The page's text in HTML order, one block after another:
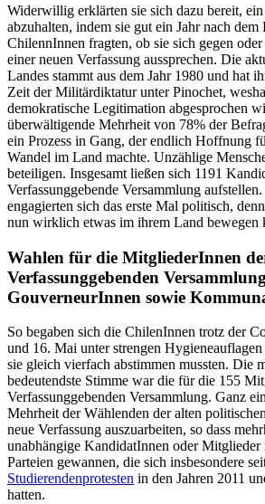
Widerwillig erklärten sie sich dazu bereit, ein
abzuhalten, indem sie gut ein Jahr nach dem
ChilennInnen fragten, ob sie sich gegen
einer neuen Verfassung aussprechen. Die
Landes stammt aus dem Jahr 1980 und hat
Zeit der Militärdiktatur unter Pinochet,
demokratische Legitimation abgesprochen
überwältigende Mehrheit von 78% der
ein Prozess in Gang, der endlich Hoffnung
Wandel im Land machte. Unzählige
beteiligen. Insgesamt ließen sich 1191
Verfassunggebende Versammlung
engagierten sich das erste Mal politisch,
nun wirklich etwas im ihrem Land bewegen
Wahlen für die MitgliederInnen
Verfassunggebenden
GouverneurInnen sowie
So begaben sich die ChilenInnen trotz der
und 16. Mai unter strengen
sie gleich vierfach abstimmen mussten. Die
bedeutendste Stimme war die für die 155
Verfassunggebenden Versammlung. Ganz
Mehrheit der Wählenden der alten
neue Verfassung auszuarbeiten, so dass
unabhängige KandidatInnen oder Mitglieder
Parteien gewannen, die sich insbesondere
Studierendenprotesten in den Jahren 2011
hatten.